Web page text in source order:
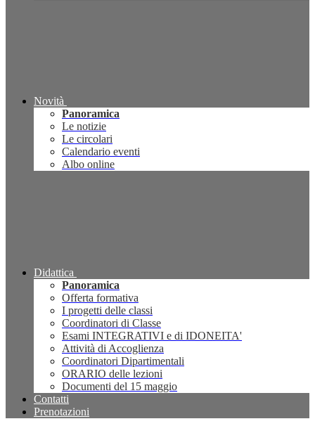
Novità
Panoramica
Le notizie
Le circolari
Calendario eventi
Albo online
Didattica
Panoramica
Offerta formativa
I progetti delle classi
Coordinatori di Classe
Esami INTEGRATIVI e di IDONEITA'
Attività di Accoglienza
Coordinatori Dipartimentali
ORARIO delle lezioni
Documenti del 15 maggio
Contatti
Prenotazioni